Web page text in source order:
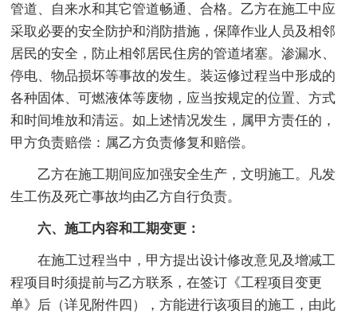
管道、自来水和其它管道畅通、合格。乙方在施工中应
采取必要的安全防护和消防措施，保障作业人员及相邻
居民的安全，防止相邻居民住房的管道堵塞。渗漏水、
停电、物品损坏等事故的发生。装运修过程当中形成的
各种固体、可燃液体等废物，应当按规定的位置、方式
和时间堆放和清运。如上述情况发生，属甲方责任的，
甲方负责赔偿：属乙方负责修复和赔偿。
乙方在施工期间应加强安全生产，文明施工。凡发
生工伤及死亡事故均由乙方自行负责。
六、施工内容和工期变更：
在施工过程当中，甲方提出设计修改意见及增减工
程项目时须提前与乙方联系，在签订《工程项目变更
单》后（详见附件四），方能进行该项目的施工，由此